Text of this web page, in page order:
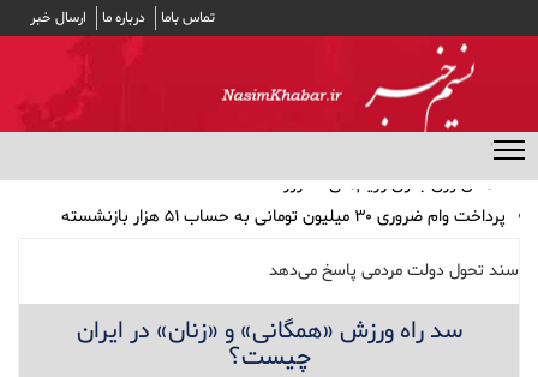
تماس باما درباره ما ارسال خبر
پرداخت وام ضروری ۳۰ میلیون تومانی به حساب ۵۱ هزار بازنشسته
کشوری/ کارمزد وام ۴ درصد
مشارکت ۱۹ بانک در توزیع سود سهام عدالت
اثر داروی فشار خون در جلوگیری از صرع
کاهش وزن بدون رژیم‌های مُد روز
سند تحول دولت مردمی پاسخ می‌دهد
سد راه ورزش «همگانی» و «زنان» در ایران
چیست؟